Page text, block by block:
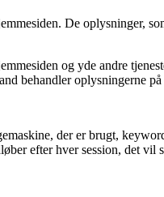
De oplysninger,
og yde andre
behandler oplysningerne
der er brugt,
efter hver session, det